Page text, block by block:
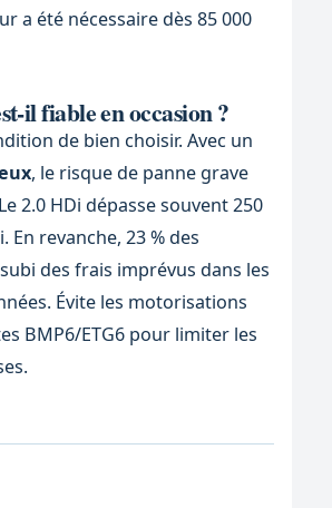
a été nécessaire dès 85 000
il fiable en occasion ?
de bien choisir. Avec un
, le risque de panne grave
2.0 HDi dépasse souvent 250
En revanche, 23 % des
des frais imprévus dans les
Évite les motorisations
BMP6/ETG6 pour limiter les